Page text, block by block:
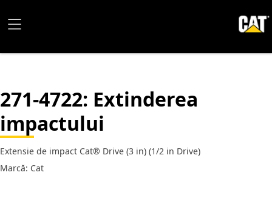
271-4722: Extinderea
impactului
Extensie de impact Cat® Drive (3 in) (1/2 in Drive)
Marcă: Cat